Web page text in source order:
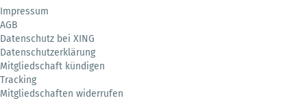
Impressum
AGB
Datenschutz bei XING
Datenschutzerklärung
Mitgliedschaft kündigen
Tracking
Mitgliedschaften widerrufen